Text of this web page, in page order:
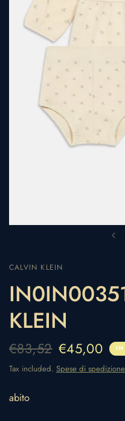
CALVIN KLEIN
KLEIN
€83,52 €45,00 IN
Tax included. Spese di spedizione
abito